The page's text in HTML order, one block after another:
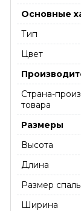
Основные
Тип
Цвет
Страна-
товара
Размеры
Высота
Длина
Размер
Ширина